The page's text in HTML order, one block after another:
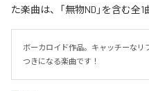
た楽曲は、「無物ND」を含む全1
ボーカロイド作品。キャッチーな
つきになる楽曲です！